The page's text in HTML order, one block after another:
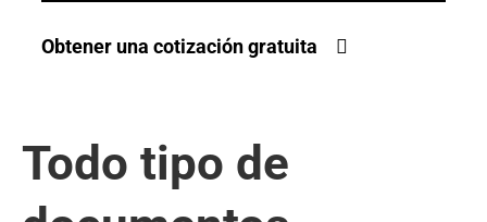
Obtener una cotización gratuita
Todo tipo de